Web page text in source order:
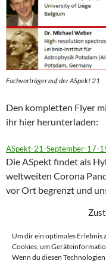
Um dir ein optimales
Cookies, um
Wenn du diesen
Fachvorträger auf der ASpekt 21
Den kompletten Flyer
ihr hier herunterladen:
ASpekt-21-September-17-
Die ASpekt findet als
weltweiten Corona
vor Ort begrenzt und
Einhaltung der
der 3G Regeln